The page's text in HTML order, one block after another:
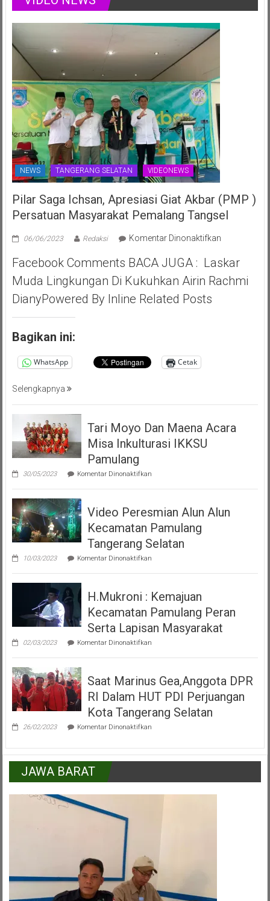
Juli
Tahun
NEWS TANGERANG SELATAN VIDEONEWS
Pilar Saga Ichsan, Apresiasi Giat Akbar (PMP )
Persatuan Masyarakat Pemalang Tangsel
06/06/2023 Redaksi Komentar Dinonaktifkanpada
Saga
Ichsan,
Apresiasi
Facebook Comments BACA JUGA : Laskar
Muda Lingkungan Di Kukuhkan Airin Rachmi
DianyPowered By Inline Related Posts
Bagikan ini:
WhatsApp Cetak
Selengkapnya
Tari Moyo Dan Maena Acara
Misa Inkulturasi IKKSU
Pamulang
30/05/2023 Komentar Dinonaktifkanpada
Moyo
Maena
Acara
Misa
Inkulturasi
IKKSU
Pamulang
Video Peresmian Alun Alun
Kecamatan Pamulang
Tangerang Selatan
10/03/2023 Komentar Dinonaktifkanpada
Peresmian
Alun
Kecamatan
Pamulang
Tangerang
Selatan
H.Mukroni : Kemajuan
Kecamatan Pamulang Peran
Serta Lapisan Masyarakat
02/03/2023 Komentar Dinonaktifkanpada
:
Kecamatan
Pamulang
Peran
Lapisan
Masyarakat
Saat Marinus Gea,Anggota DPR
RI Dalam HUT PDI Perjuangan
Kota Tangerang Selatan
26/02/2023 Komentar Dinonaktifkanpada
Gea,Anggota
DPR
Dalam
JAWA BARAT